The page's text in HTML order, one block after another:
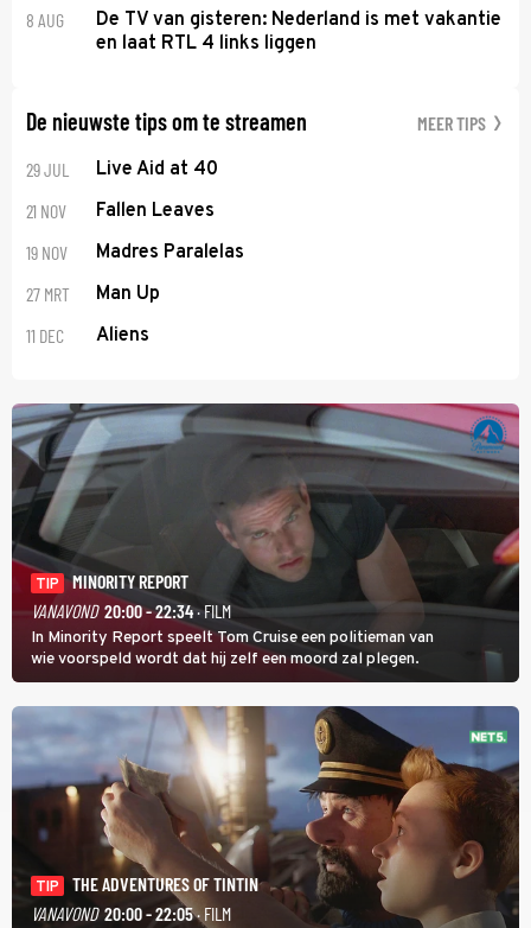
8 AUG
De TV van gisteren: Nederland is met vakantie
en laat RTL 4 links liggen
De nieuwste tips om te streamen MEER TIPS
29 JUL Live Aid at 40
21 NOV Fallen Leaves
19 NOV Madres Paralelas
27 MRT Man Up
11 DEC Aliens
TIP
MINORITY REPORT
VANAVOND 20:00 - 22:34· FILM
In Minority Report speelt Tom Cruise een politieman van
wie voorspeld wordt dat hij zelf een moord zal plegen.
TIP
THE ADVENTURES OF TINTIN
VANAVOND 20:00 - 22:05· FILM